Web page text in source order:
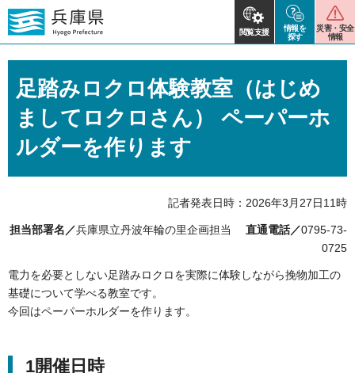
閲覧支援
情報を
探す
災害・安全
情報
足踏みロクロ体験教室（はじめ
ましてロクロさん） ペーパーホ
ルダーを作ります
記者発表日時：2026年3月27日11時
担当部署名／兵庫県立丹波年輪の里企画担当 直通電話／0795-73-
0725
電力を必要としない足踏みロクロを実際に体験しながら挽物加工の
基礎について学べる教室です。
今回はペーパーホルダーを作ります。
1開催日時